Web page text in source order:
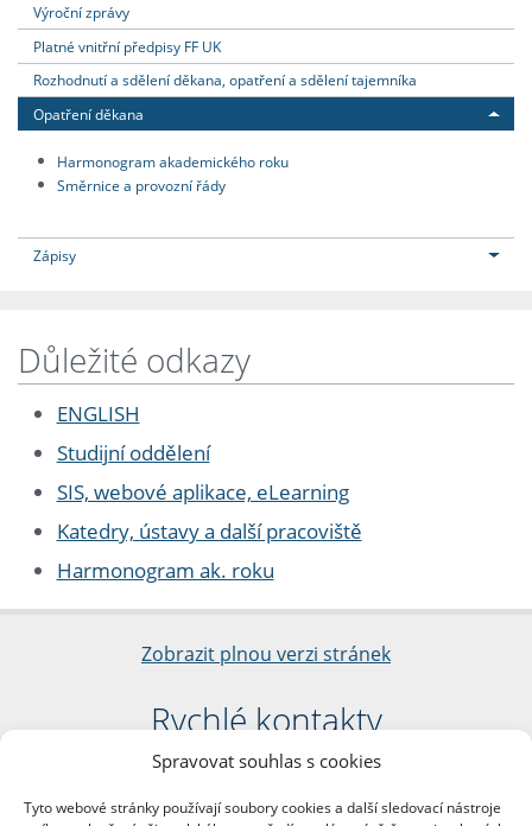
Spravovat souhlas s cookies
Tyto webové stránky používají soubory cookies a další sledovací nástroje
Výroční zprávy
Platné vnitřní předpisy FF UK
Rozhodnutí a sdělení děkana, opatření a sdělení tajemníka
Opatření děkana
Harmonogram akademického roku
Směrnice a provozní řády
Zápisy
Důležité odkazy
ENGLISH
Studijní oddělení
SIS, webové aplikace, eLearning
Katedry, ústavy a další pracoviště
Harmonogram ak. roku
Zobrazit plnou verzi stránek
Rychlé kontakty
Filozofická fakulta
nám. Jana Palacha 1/2